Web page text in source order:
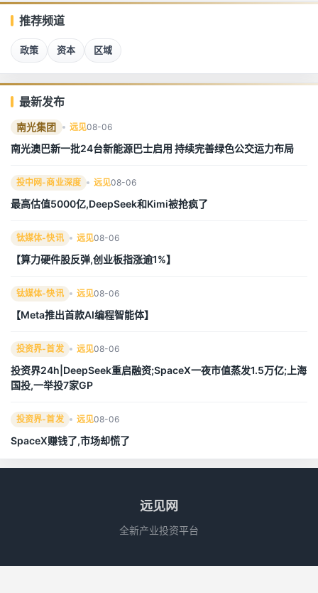
推荐频道
政策 资本 区域
最新发布
南光集团 远见08-06
南光澳巴新一批24台新能源巴士启用 持续完善绿色公交运力布局
投中网-商业深度 远见08-06
最高估值5000亿,DeepSeek和Kimi被抢疯了
钛媒体-快讯 远见08-06
【算力硬件股反弹,创业板指涨逾1%】
钛媒体-快讯 远见08-06
【Meta推出首款AI编程智能体】
投资界-首发 远见08-06
投资界24h|DeepSeek重启融资;SpaceX一夜市值蒸发1.5万亿;上海
国投,一举投7家GP
投资界-首发 远见08-06
SpaceX赚钱了,市场却慌了
远见网
全新产业投资平台